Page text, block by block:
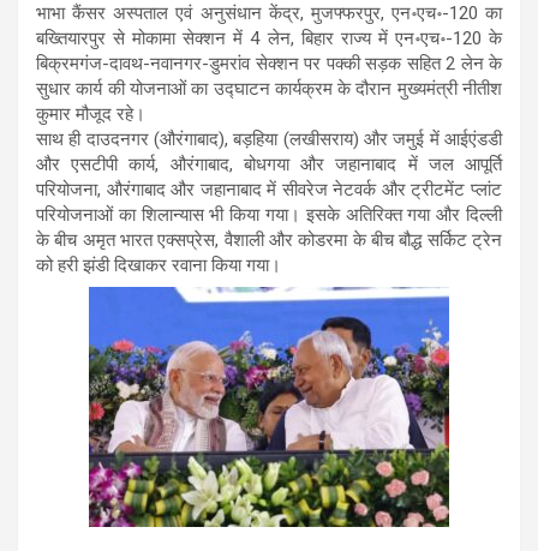
भाभा कैंसर अस्पताल एवं अनुसंधान केंद्र, मुजफ्फरपुर, एन॰एच॰-120 का
बख्तियारपुर से मोकामा सेक्शन में 4 लेन, बिहार राज्य में एन॰एच॰-120 के
बिक्रमगंज-दावथ-नवानगर-डुमरांव सेक्शन पर पक्की सड़क सहित 2 लेन के
सुधार कार्य की योजनाओं का उद्घाटन कार्यक्रम के दौरान मुख्यमंत्री नीतीश
कुमार मौजूद रहे।
साथ ही दाउदनगर (औरंगाबाद), बड़हिया (लखीसराय) और जमुई में आईएंडडी
और एसटीपी कार्य, औरंगाबाद, बोधगया और जहानाबाद में जल आपूर्ति
परियोजना, औरंगाबाद और जहानाबाद में सीवरेज नेटवर्क और ट्रीटमेंट प्लांट
परियोजनाओं का शिलान्यास भी किया गया। इसके अतिरिक्त गया और दिल्ली
के बीच अमृत भारत एक्सप्रेस, वैशाली और कोडरमा के बीच बौद्ध सर्किट ट्रेन
को हरी झंडी दिखाकर रवाना किया गया।